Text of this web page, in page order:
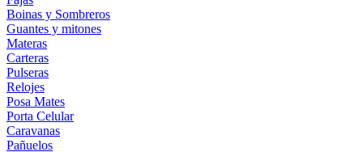
Boinas y Sombreros
Guantes y mitones
Materas
Carteras
Pulseras
Relojes
Posa Mates
Porta Celular
Caravanas
Pañuelos